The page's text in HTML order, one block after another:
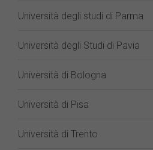
Università degli studi di Parma
Università degli Studi di Pavia
Università di Bologna
Università di Pisa
Università di Trento